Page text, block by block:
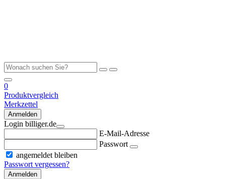
0
Produktvergleich
Merkzettel
Anmelden
Login billiger.de
E-Mail-Adresse
Passwort
angemeldet bleiben
Passwort vergessen?
Anmelden